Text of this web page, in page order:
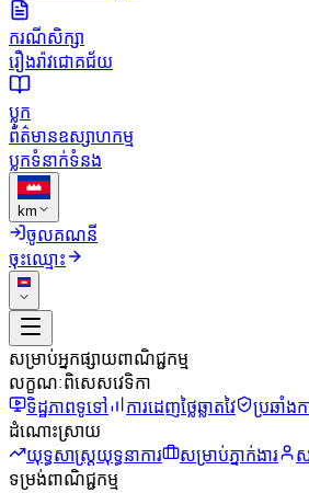
ករណីសិក្សា
រឿងរ៉ាវជោគជ័យ
ប្លុក
ព័ត៌មានឧស្សាហកម្ម
ប្លុកទំនាក់ទំនង
km
ចូលគណនី
ចុះឈ្មោះ
សម្រាប់អ្នកផ្សាយពាណិជ្ជកម្ម
លក្ខណៈពិសេសវេទិកា
ទិដ្ឋភាពទូទៅ
ការដេញថ្លៃឆ្លាតវៃ ប្រឆាំងក
ដំណោះស្រាយ
យុទ្ធសាស្ត្រយុទ្ធនាការ
សម្រាប់ភ្នាក់ងារ
ទម្រង់ពាណិជ្ជកម្ម